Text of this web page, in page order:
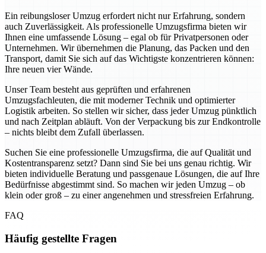
Ein reibungsloser Umzug erfordert nicht nur Erfahrung, sondern
auch Zuverlässigkeit. Als professionelle Umzugsfirma bieten wir
Ihnen eine umfassende Lösung – egal ob für Privatpersonen oder
Unternehmen. Wir übernehmen die Planung, das Packen und den
Transport, damit Sie sich auf das Wichtigste konzentrieren können:
Ihre neuen vier Wände.
Unser Team besteht aus geprüften und erfahrenen
Umzugsfachleuten, die mit moderner Technik und optimierter
Logistik arbeiten. So stellen wir sicher, dass jeder Umzug pünktlich
und nach Zeitplan abläuft. Von der Verpackung bis zur Endkontrolle
– nichts bleibt dem Zufall überlassen.
Suchen Sie eine professionelle Umzugsfirma, die auf Qualität und
Kostentransparenz setzt? Dann sind Sie bei uns genau richtig. Wir
bieten individuelle Beratung und passgenaue Lösungen, die auf Ihre
Bedürfnisse abgestimmt sind. So machen wir jeden Umzug – ob
klein oder groß – zu einer angenehmen und stressfreien Erfahrung.
FAQ
Häufig gestellte Fragen